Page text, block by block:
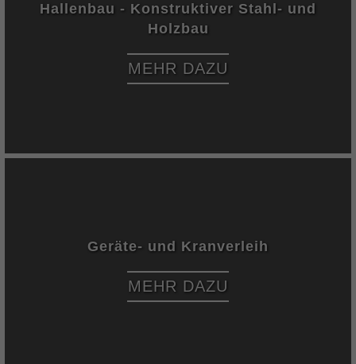
Hallenbau - Konstruktiver Stahl- und
Holzbau
MEHR DAZU
Geräte- und Kranverleih
MEHR DAZU